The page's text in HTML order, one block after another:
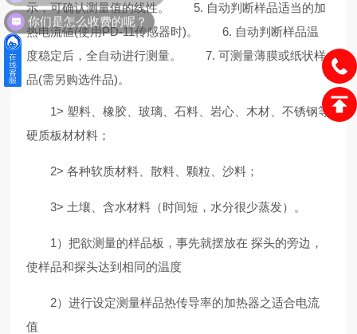
示，可确认测量值的线性。
5. 自动判断样品适当的加
热电流値(使用PD-11传感器时)。
6. 自动判断样品温
度稳定后，全自动进行测量。
7. 可测量薄膜或纸状样
品(需另购选件品)。
1> 塑料、橡胶、玻璃、石料、岩心、木材、不锈钢等
硬质板材材料；
2> 各种软质材料、散料、颗粒、沙料；
3> 土壤、含水材料（时间短，水分很少蒸发）。
1）把欲测量的样品板，事先就摆放在 探头的旁边，
使样品和探头达到相同的温度
2）进行设定测量样品热传导率的加热器之适合电流
值
你们是怎么收费的呢？